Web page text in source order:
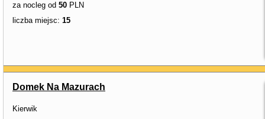
za nocleg od 50 PLN
liczba miejsc: 15
Domek Na Mazurach
Kierwik